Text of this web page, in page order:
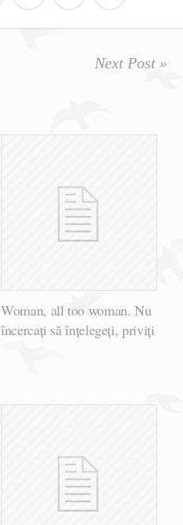
Next Post »
Woman, all too woman. Nu
încercați să înțelegeți, priviți